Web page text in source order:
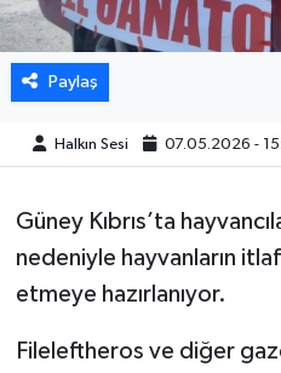
Paylaş
Halkın Sesi 07.05.2026 -
Güney Kıbrıs’ta
nedeniyle hayvanların
etmeye hazırlanıyor.
Fileleftheros ve diğer